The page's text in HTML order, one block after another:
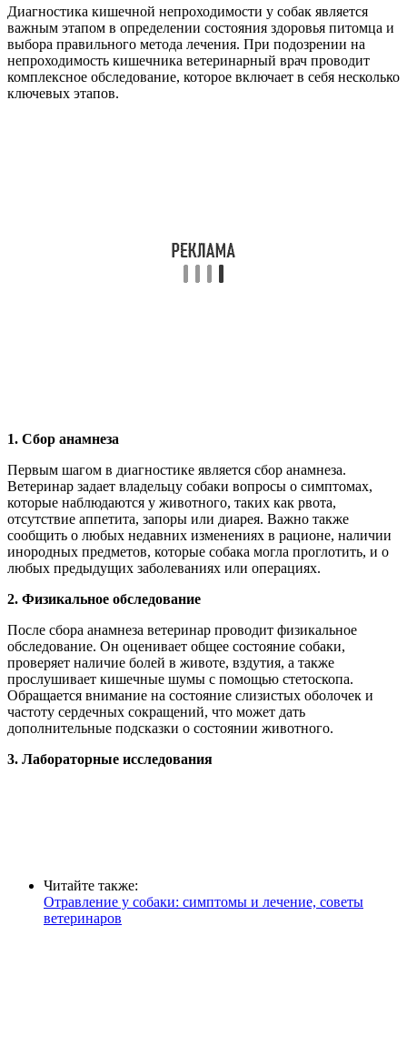
Диагностика кишечной непроходимости у собак является
важным этапом в определении состояния здоровья питомца и
выбора правильного метода лечения. При подозрении на
непроходимость кишечника ветеринарный врач проводит
комплексное обследование, которое включает в себя несколько
ключевых этапов.
1. Сбор анамнеза
Первым шагом в диагностике является сбор анамнеза.
Ветеринар задает владельцу собаки вопросы о симптомах,
которые наблюдаются у животного, таких как рвота,
отсутствие аппетита, запоры или диарея. Важно также
сообщить о любых недавних изменениях в рационе, наличии
инородных предметов, которые собака могла проглотить, и о
любых предыдущих заболеваниях или операциях.
2. Физикальное обследование
После сбора анамнеза ветеринар проводит физикальное
обследование. Он оценивает общее состояние собаки,
проверяет наличие болей в животе, вздутия, а также
прослушивает кишечные шумы с помощью стетоскопа.
Обращается внимание на состояние слизистых оболочек и
частоту сердечных сокращений, что может дать
дополнительные подсказки о состоянии животного.
3. Лабораторные исследования
Читайте также:
Отравление у собаки: симптомы и лечение, советы
ветеринаров